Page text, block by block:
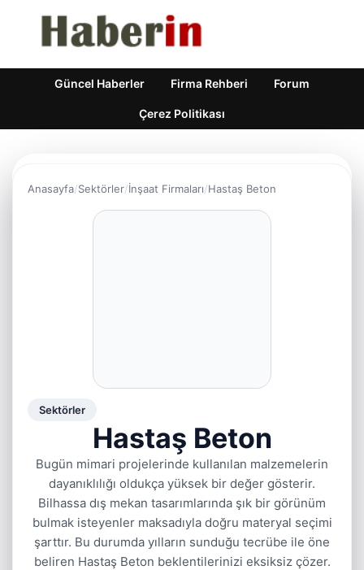
Güncel Haberler Firma Rehberi Forum
Çerez Politikası
Anasayfa Sektörler İnşaat Firmaları Hastaş Beton
Sektörler
Hastaş Beton
Bugün mimari projelerinde kullanılan malzemelerin
dayanıklılığı oldukça yüksek bir değer gösterir.
Bilhassa dış mekan tasarımlarında şık bir görünüm
bulmak isteyenler maksadıyla doğru materyal seçimi
şarttır. Bu durumda yılların sunduğu tecrübe ile öne
beliren Hastaş Beton beklentilerinizi eksiksiz çözer.